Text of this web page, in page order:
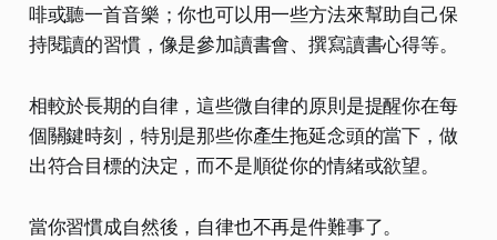
啡或聽一首音樂；你也可以用一些方法來幫助自己保
持閱讀的習慣，像是參加讀書會、撰寫讀書心得等。
相較於長期的自律，這些微自律的原則是提醒你在每
個關鍵時刻，特別是那些你產生拖延念頭的當下，做
出符合目標的決定，而不是順從你的情緒或欲望。
當你習慣成自然後，自律也不再是件難事了。